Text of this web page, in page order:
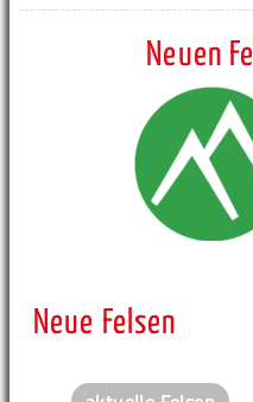
Neuen
Neue Felsen